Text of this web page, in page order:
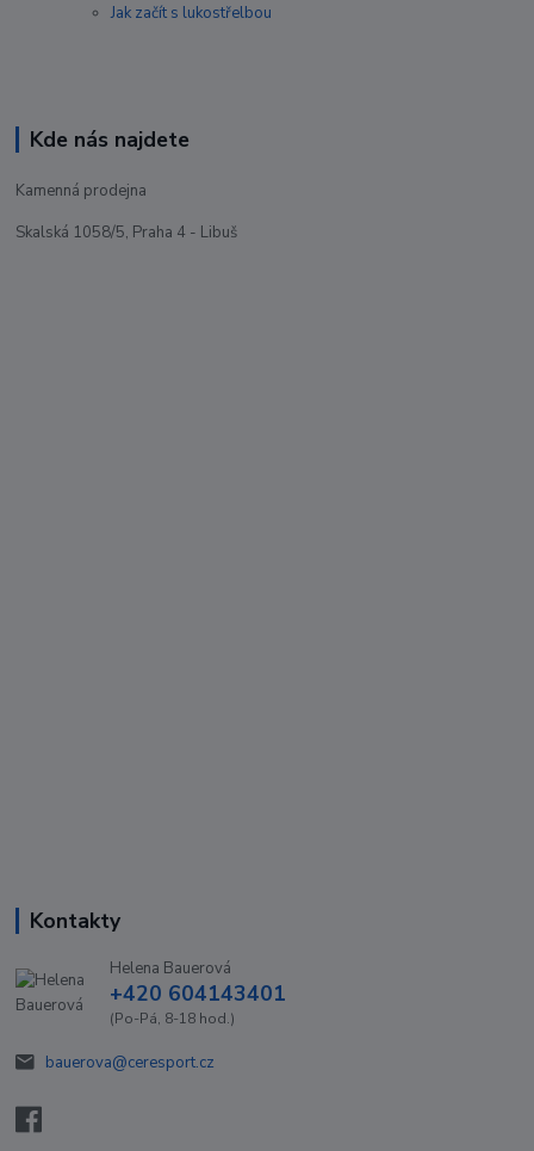
Jak začít s lukostřelbou
Kde nás najdete
Kamenná prodejna
Skalská 1058/5, Praha 4 - Libuš
Kontakty
Helena Bauerová
+420 604143401
(Po-Pá, 8-18 hod.)
bauerova@ceresport.cz